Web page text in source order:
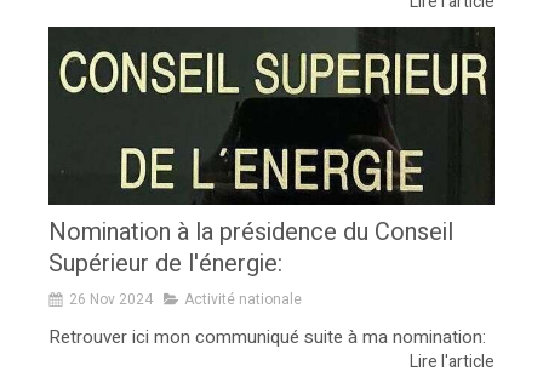
Nomination à la présidence du Conseil
Supérieur de l'énergie:
26 Nov 2024 Activité nationale
Retrouver ici mon communiqué suite à ma nomination:
Lire l'article